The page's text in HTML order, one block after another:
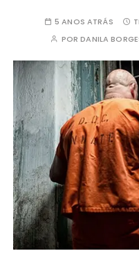
5 ANOS ATRÁS
PORDANILA